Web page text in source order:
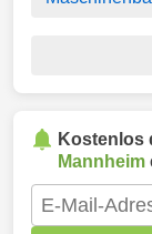
Kostenlos
Mannheim